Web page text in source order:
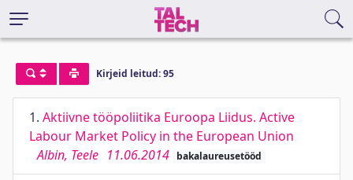
Kirjeid leitud: 95
1. Aktiivne tööpoliitika Euroopa Liidus. Active
Labour Market Policy in the European Union
Albin, Teele 11.06.2014 bakalaureusetööd